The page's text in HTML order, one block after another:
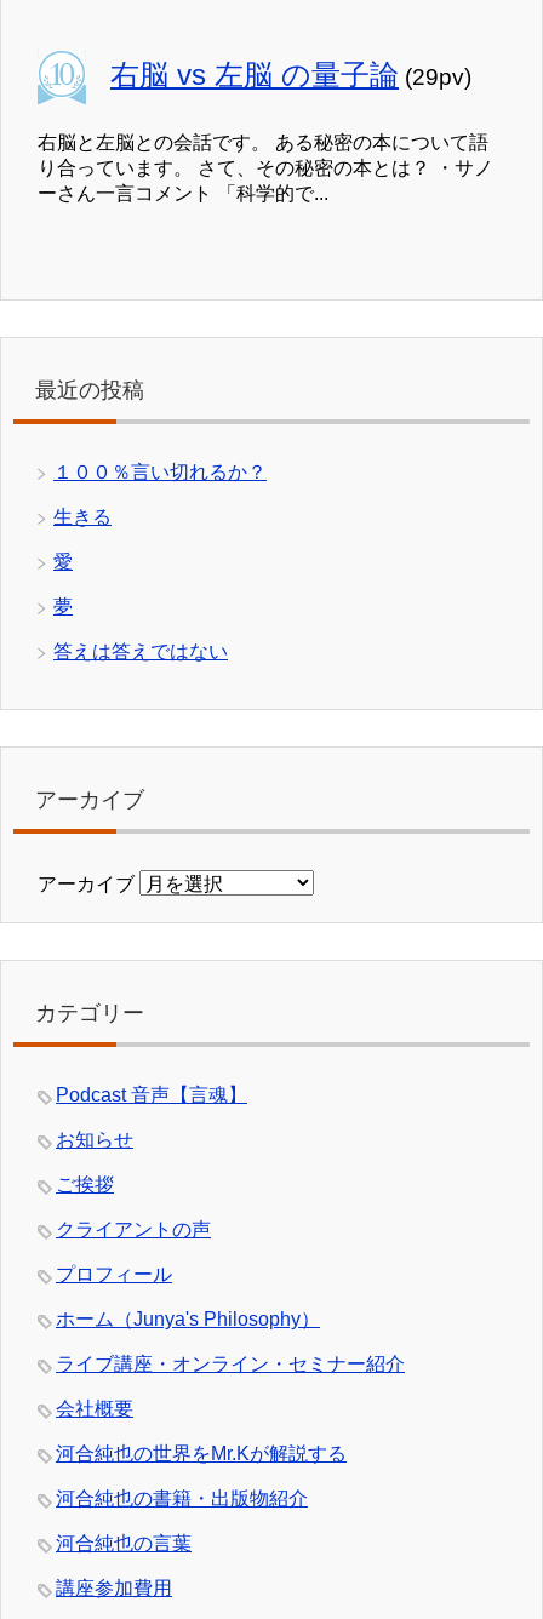
右脳 vs 左脳 の量子論 (29pv)
右脳と左脳との会話です。 ある秘密の本について語
り合っています。 さて、その秘密の本とは？ ・サノ
ーさん一言コメント 「科学的で...
最近の投稿
１００％言い切れるか？
生きる
愛
夢
答えは答えではない
アーカイブ
アーカイブ
カテゴリー
Podcast 音声【言魂】
お知らせ
ご挨拶
クライアントの声
プロフィール
ホーム（Junya's Philosophy）
ライブ講座・オンライン・セミナー紹介
会社概要
河合純也の世界をMr.Kが解説する
河合純也の書籍・出版物紹介
河合純也の言葉
講座参加費用